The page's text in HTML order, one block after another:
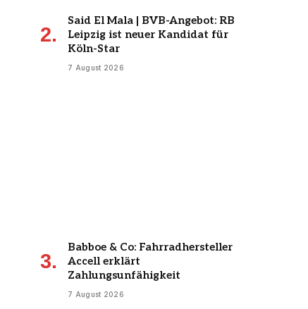
Said El Mala | BVB-Angebot: RB
Leipzig ist neuer Kandidat für
Köln-Star
7 August 2026
Babboe & Co: Fahrradhersteller
Accell erklärt
Zahlungsunfähigkeit
7 August 2026